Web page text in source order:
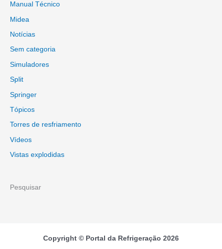
Manual Técnico
Midea
Notícias
Sem categoria
Simuladores
Split
Springer
Tópicos
Torres de resfriamento
Vídeos
Vistas explodidas
Pesquisar
Copyright © Portal da Refrigeração 2026